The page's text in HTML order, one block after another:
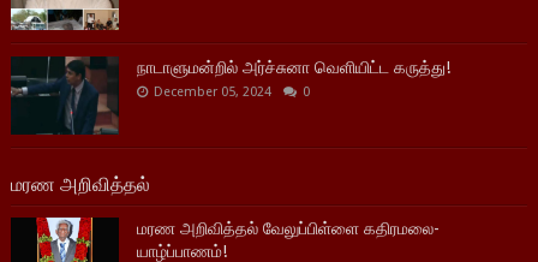
நாடாளுமன்றில் அர்ச்சுனா வெளியிட்ட கருத்து!
December 05, 2024 0
மரண அறிவித்தல்
மரண அறிவித்தல் வேலுப்பிள்ளை கதிரமலை-
யாழ்ப்பாணம்!